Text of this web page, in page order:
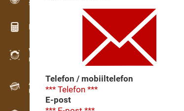
Saekavad
Puidu kalkulaatorid
WoodProfi
Puidumaht AI-ga
Andmesalvesti
Puidu inventuur välitöödel
Telefon / mobiiltelefon
*** Telefon ***
E-post